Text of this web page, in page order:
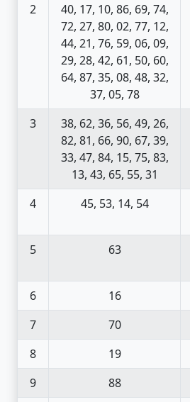
2
40, 17, 10, 86, 69, 74,
72, 27, 80, 02, 77, 12,
44, 21, 76, 59, 06, 09,
29, 28, 42, 61, 50, 60,
64, 87, 35, 08, 48, 32,
37, 05, 78
3
38, 62, 36, 56, 49, 26,
82, 81, 66, 90, 67, 39,
33, 47, 84, 15, 75, 83,
13, 43, 65, 55, 31
4 45, 53, 14, 54
5
63
6
16
7
70
8
19
9
88